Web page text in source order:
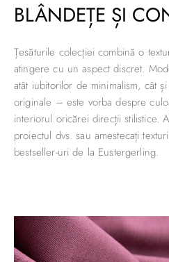
BLÂNDEȚE ȘI
Țesăturile colecției combină o
atingere cu un aspect discret.
atât iubitorilor de minimalism, cât
originale – este vorba despre
interiorul oricărei direcții stilistice.
proiectul dvs. sau amestecați
bestseller-uri de la Eustergerling.